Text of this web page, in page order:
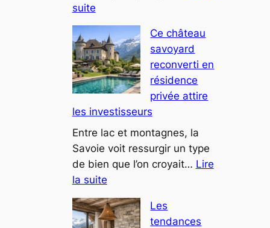
suite:
À
Thonon-
les-
Bains,
une
au
design
futuriste
attire
tous
les
regards
Ce château
savoyard
reconverti en
résidence
privée attire
les investisseurs
Entre lac et montagnes, la
Savoie voit ressurgir un type
de bien que l’on croyait… Lire
la suite:
château
Les
tendances